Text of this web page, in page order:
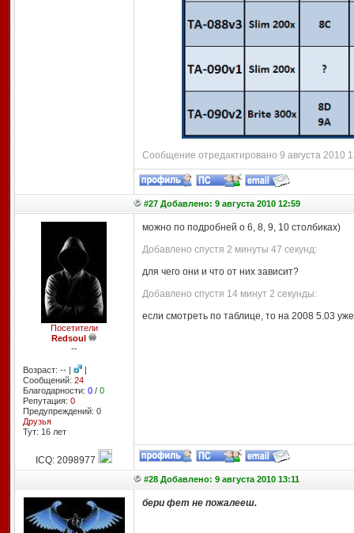
Сообщение отредактировано 9 августа 2010
#27 Добавлено: 9 августа 2010 12:59
Посетители
Redsoul
--
Возраст: -- |
|
Сообщений: 24
Благодарности: 0/ 0
Репутация: 0
Предупреждений: 0
Друзья
Тут: 16 лет
можно по подробней о 6, 8, 9, 10 столбиках)
Добавлено спустя 2 минуты 47 секунд:
для чего они и что от них зависит?
Добавлено спустя 14 минут 2 секунды:
если смотреть по таблице, то на 2008 5.03
ICQ: 2098977
#28 Добавлено: 9 августа 2010 13:11
бери фет не пожалееш.